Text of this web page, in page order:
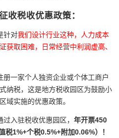
收税收优惠政策：
针对我们设计行业这种， 人力成本
获取困难，日常经营中利润虚高、
一家个人独资企业或个体工商户
纳税，这是地方税收园区为鼓励小
域实施的优惠政策。
入驻税收优惠园区， 年开票450
1%+个税0.5%+附加0.06%）！